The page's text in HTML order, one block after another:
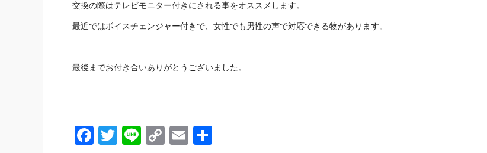
交換の際はテレビモニター付きにされる事をオススメします。
最近ではボイスチェンジャー付きで、女性でも男性の声で対応できる物があります。
最後までお付き合いありがとうございました。
Facebook
Twitter
LineCopyEmail